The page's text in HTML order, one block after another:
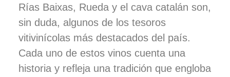
Rías Baixas, Rueda y el cava catalán son,
sin duda, algunos de los tesoros
vitivinícolas más destacados del país.
Cada uno de estos vinos cuenta una
historia y refleja una tradición que engloba